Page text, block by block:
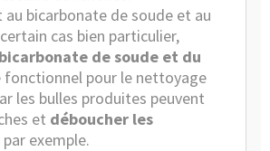
au bicarbonate de soude et au
cas bien particulier,
de soude et du
fonctionnel pour le nettoyage
les bulles produites peuvent
et déboucher les
par exemple.